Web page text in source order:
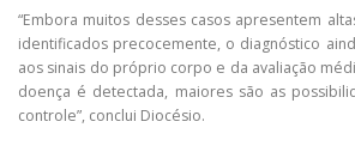
“Embora muitos desses casos apresentem
identificados precocemente, o diagnóstico
aos sinais do próprio corpo e da avaliação
doença é detectada, maiores são as
controle”, conclui Diocésio.